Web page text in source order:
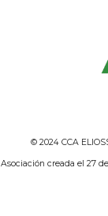
© 2024 CCA
Asociación creada el 27